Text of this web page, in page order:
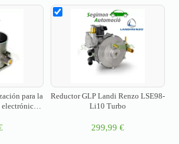
para la
Reductor GLP Landi Renzo LSE98-
Li10 Turbo
299,99 €